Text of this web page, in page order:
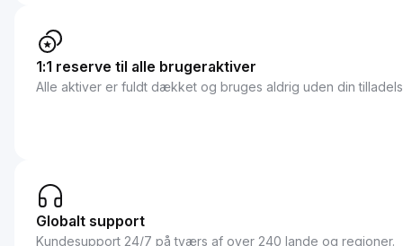
1:1 reserve til alle brugeraktiver
Alle aktiver er fuldt dækket og bruges aldrig uden din
Globalt support
Kundesupport 24/7 på tværs af over 240 lande og regioner.